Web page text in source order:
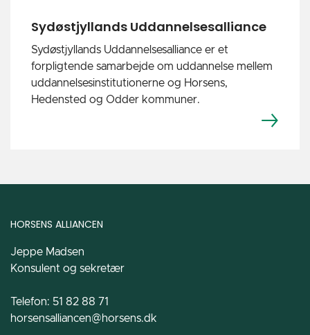
Sydøstjyllands Uddannelsesalliance
Sydøstjyllands Uddannelsesalliance er et
forpligtende samarbejde om uddannelse mellem
uddannelsesinstitutionerne og Horsens,
Hedensted og Odder kommuner.
HORSENS ALLIANCEN
Jeppe Madsen
Konsulent og sekretær
Telefon: 51 82 88 71
horsensalliancen@horsens.dk